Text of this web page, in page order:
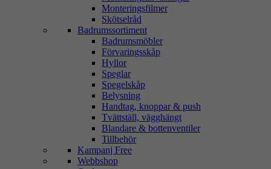
Monteringsfilmer
Skötselråd
Badrumssortiment
Badrumsmöbler
Förvaringsskåp
Hyllor
Speglar
Spegelskåp
Belysning
Handtag, knoppar & push
Tvättställ, vägghängt
Blandare & bottenventiler
Tillbehör
Kampanj Free
Webbshop